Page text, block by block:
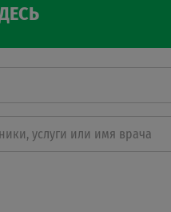
услуги или имя врача